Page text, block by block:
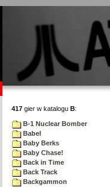
417 gier w katalogu B:
B-1 Nuclear Bomber
Babel
Baby Berks
Baby Chase!
Back in Time
Back Track
Backgammon